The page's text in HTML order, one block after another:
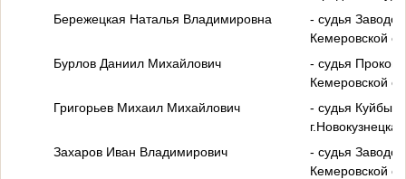
Бережецкая Наталья Владимировна
- судья
Кемеровской
Бурлов Даниил Михайлович
- судья
Кемеровской
Григорьев Михаил Михайлович
- судья
Захаров Иван Владимирович
- судья
Кемеровской